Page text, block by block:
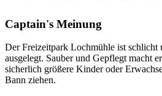
Captain's Meinung
Der Freizeitpark Lochmühle ist schlicht
ausgelegt. Sauber und Gepflegt macht
sicherlich größere Kinder oder
Bann ziehen.